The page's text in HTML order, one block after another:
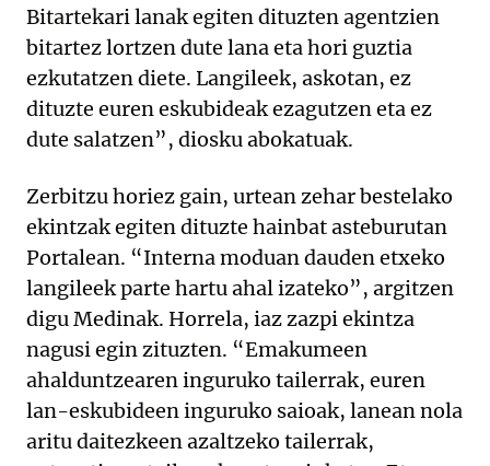
Bitartekari lanak egiten dituzten agentzien
bitartez lortzen dute lana eta hori guztia
ezkutatzen diete. Langileek, askotan, ez
dituzte euren eskubideak ezagutzen eta ez
dute salatzen”, diosku abokatuak.
Zerbitzu horiez gain, urtean zehar bestelako
ekintzak egiten dituzte hainbat asteburutan
Portalean. “Interna moduan dauden etxeko
langileek parte hartu ahal izateko”, argitzen
digu Medinak. Horrela, iaz zazpi ekintza
nagusi egin zituzten. “Emakumeen
ahalduntzearen inguruko tailerrak, euren
lan-eskubideen inguruko saioak, lanean nola
aritu daitezkeen azaltzeko tailerrak,